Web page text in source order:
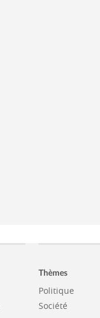
Thèmes
Politique
Société